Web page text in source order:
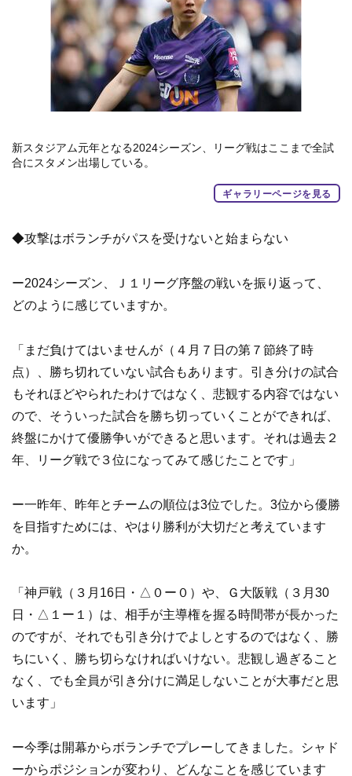
新スタジアム元年となる2024シーズン、リーグ戦はここまで全試
合にスタメン出場している。
ギャラリーページを見る
◆攻撃はボランチがパスを受けないと始まらない
ー2024シーズン、Ｊ１リーグ序盤の戦いを振り返って、
どのように感じていますか。
「まだ負けてはいませんが（４月７日の第７節終了時
点）、勝ち切れていない試合もあります。引き分けの試合
もそれほどやられたわけではなく、悲観する内容ではない
ので、そういった試合を勝ち切っていくことができれば、
終盤にかけて優勝争いができると思います。それは過去２
年、リーグ戦で３位になってみて感じたことです」
ー一昨年、昨年とチームの順位は3位でした。3位から優勝
を目指すためには、やはり勝利が大切だと考えています
か。
「神戸戦（３月16日・△０ー０）や、Ｇ大阪戦（３月30
日・△１ー１）は、相手が主導権を握る時間帯が長かった
のですが、それでも引き分けでよしとするのではなく、勝
ちにいく、勝ち切らなければいけない。悲観し過ぎること
なく、でも全員が引き分けに満足しないことが大事だと思
います」
ー今季は開幕からボランチでプレーしてきました。シャド
ーからポジションが変わり、どんなことを感じています